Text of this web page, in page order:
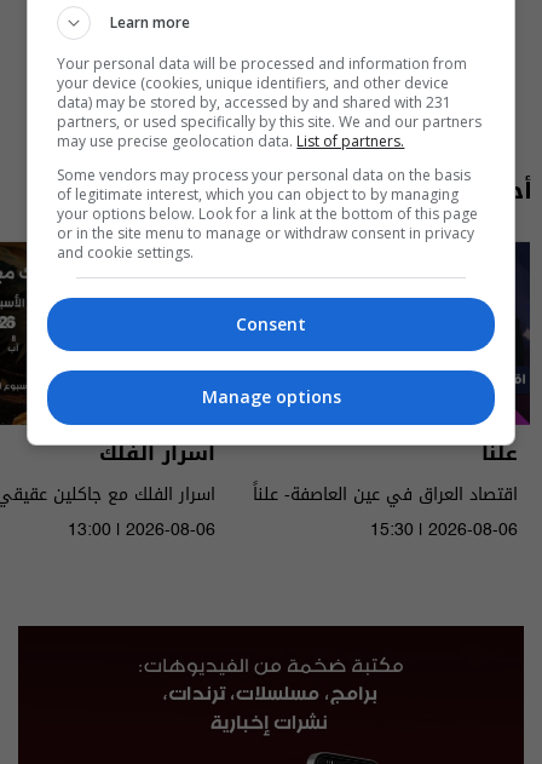
أحدث الحلقات
علناً
اقتصاد العراق في عين العاصفة- علناً
م٥ - الحلقة ٨ | الموسم ٥
15:30 | 2026-08-06
أسرار الفلك
الى ١٤ آب ٢٠٢٦ | 2026
13:00 | 2026-08-06
Learn more
Your personal data will be processed and information from
your device (cookies, unique identifiers, and other device
data) may be stored by, accessed by and shared with 231
partners, or used specifically by this site. We and our partners
may use precise geolocation data. List of partners.
Some vendors may process your personal data on the basis
of legitimate interest, which you can object to by managing
your options below. Look for a link at the bottom of this page
or in the site menu to manage or withdraw consent in privacy
and cookie settings.
Consent
Manage options